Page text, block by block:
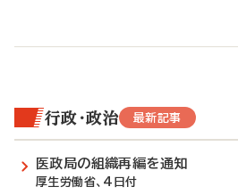
行政・政治 最新記事
医政局の組織再編を通知
厚生労働省、4日付